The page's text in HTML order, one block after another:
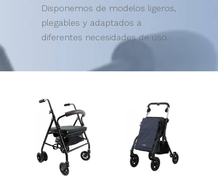
Disponemos de modelos ligeros,
plegables y adaptados a
diferentes necesidades de uso.